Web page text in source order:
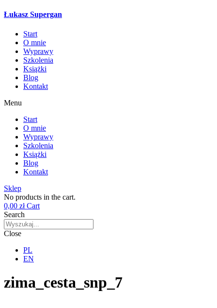
Łukasz Supergan
Start
O mnie
Wyprawy
Szkolenia
Książki
Blog
Kontakt
Menu
Start
O mnie
Wyprawy
Szkolenia
Książki
Blog
Kontakt
Sklep
No products in the cart.
0,00 zł Cart
Search
Close
PL
EN
zima_cesta_snp_7